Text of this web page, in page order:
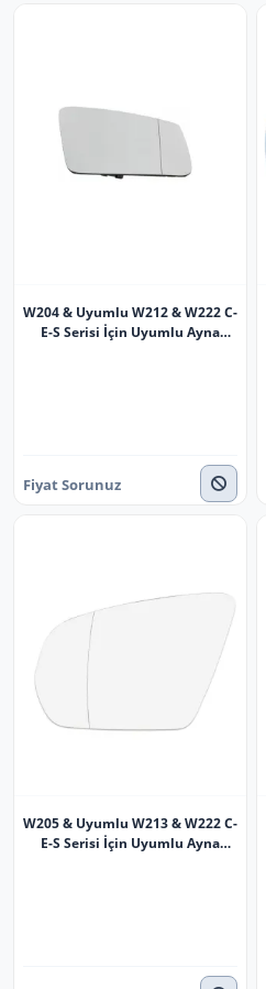
W204 & Uyumlu W212 & W222 C-
E-S Serisi İçin Uyumlu Ayna
Fiyat Sorunuz
W205 & Uyumlu W213 & W222 C-
E-S Serisi İçin Uyumlu Ayna